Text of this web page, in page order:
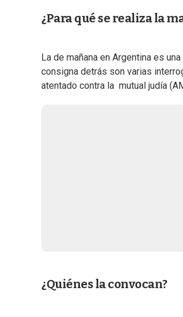
¿Para qué se realiza la
La de mañana en Argentina es
consigna detrás son varias
atentado contra la mutual judía
¿Quiénes la convocan?